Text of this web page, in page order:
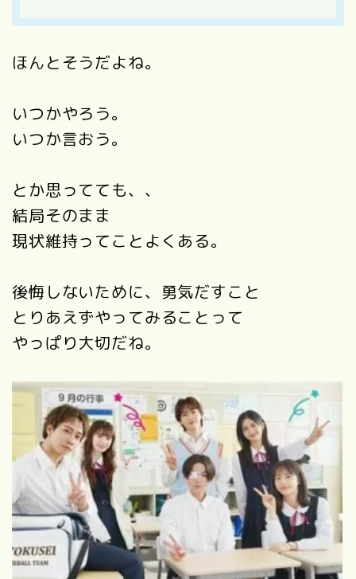
ほんとそうだよね。
いつかやろう。
いつか言おう。
とか思ってても、、
結局そのまま
現状維持ってことよくある。
後悔しないために、勇気だすこと
とりあえずやってみることって
やっぱり大切だね。